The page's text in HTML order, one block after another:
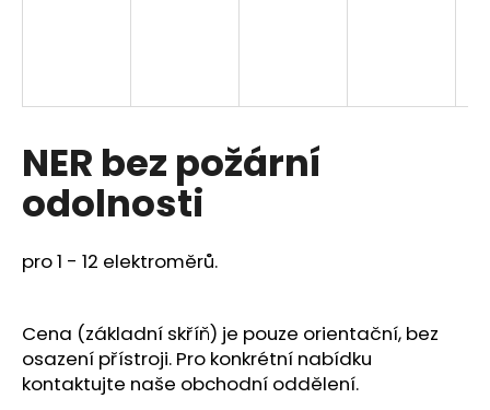
NER bez požární
odolnosti
pro 1 - 12 elektroměrů.
Cena (základní skříň) je pouze orientační, bez
osazení přístroji. Pro konkrétní nabídku
kontaktujte naše obchodní oddělení.
t
?
HLEDAT
D
o
p